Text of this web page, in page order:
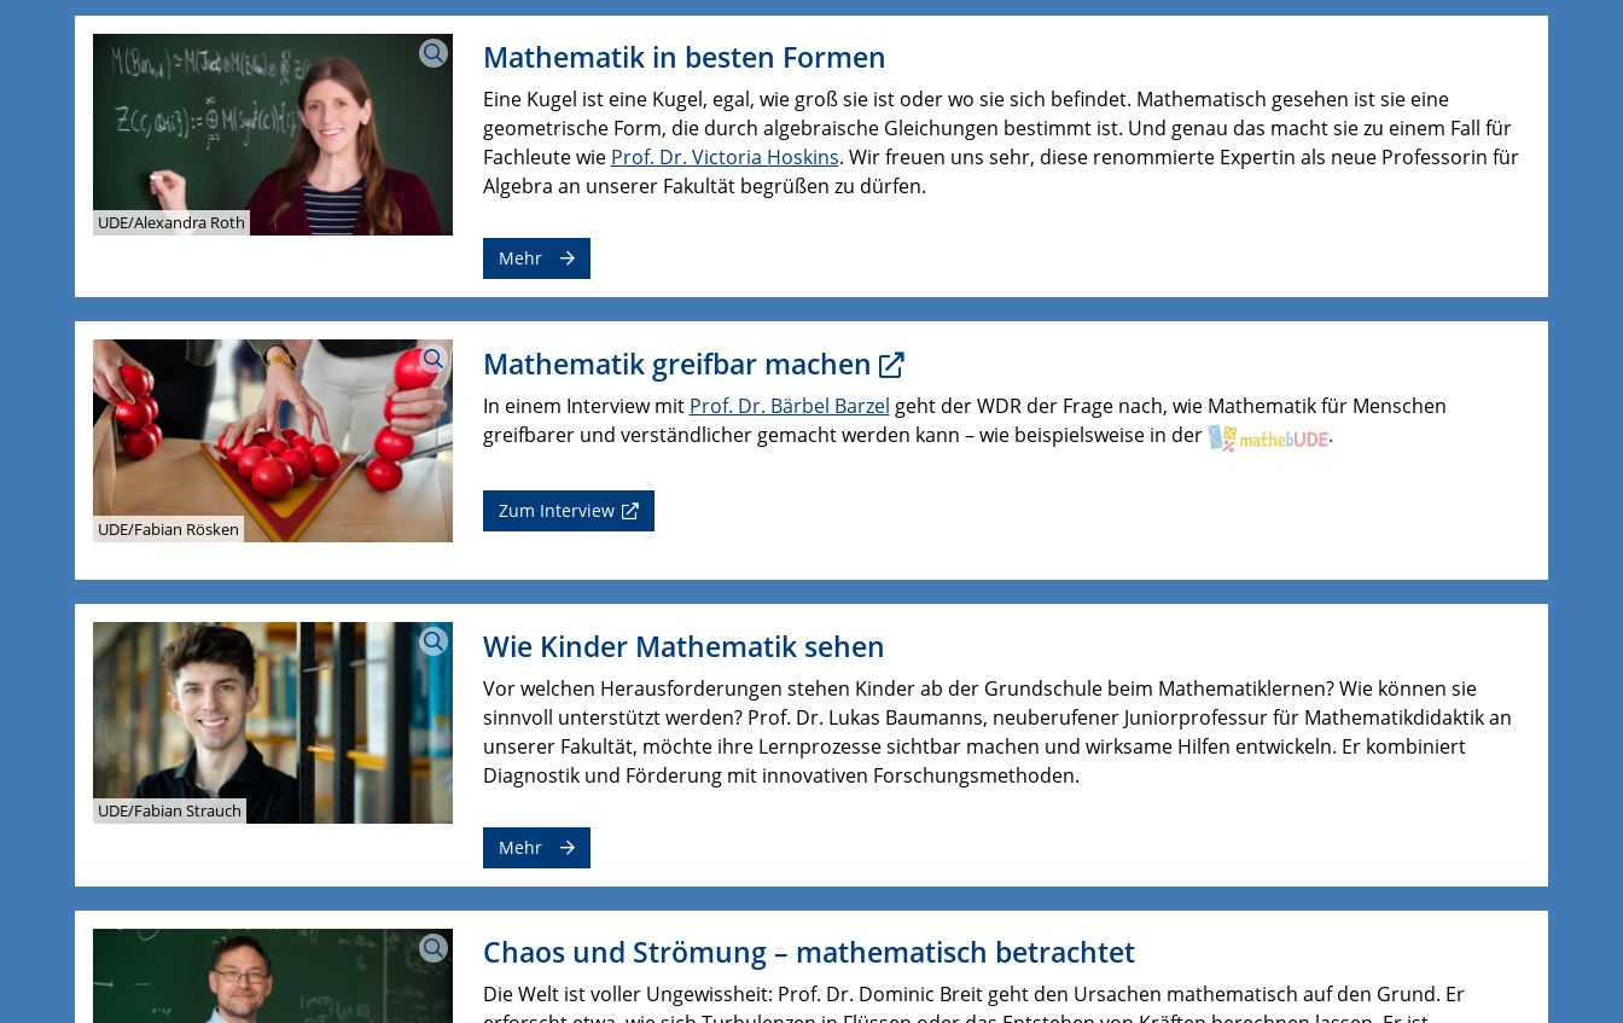
UDE/Alexandra Roth
Mathematik in besten Formen
Eine Kugel ist eine Kugel, egal, wie groß sie ist oder wo sie sich befindet. Mathematisch gesehen ist sie eine
geometrische Form, die durch algebraische Gleichungen bestimmt ist. Und genau das macht sie zu einem Fall für
Fachleute wie Prof. Dr. Victoria Hoskins. Wir freuen uns sehr, diese renommierte Expertin als neue Professorin für
Algebra an unserer Fakultät begrüßen zu dürfen.
Mehr
UDE/Fabian Rösken
Mathematik greifbar machen
In einem Interview mit Prof. Dr. Bärbel Barzel geht der WDR der Frage nach, wie Mathematik für Menschen
greifbarer und verständlicher gemacht werden kann – wie beispielsweise in der
.
Zum Interview
UDE/Fabian Strauch
Wie Kinder Mathematik sehen
Vor welchen Herausforderungen stehen Kinder ab der Grundschule beim Mathematiklernen? Wie können sie
sinnvoll unterstützt werden? Prof. Dr. Lukas Baumanns, neuberufener Juniorprofessur für Mathematikdidaktik an
unserer Fakultät, möchte ihre Lernprozesse sichtbar machen und wirksame Hilfen entwickeln. Er kombiniert
Diagnostik und Förderung mit innovativen Forschungsmethoden.
Mehr
Chaos und Strömung – mathematisch betrachtet
Die Welt ist voller Ungewissheit: Prof. Dr. Dominic Breit geht den Ursachen mathematisch auf den Grund. Er